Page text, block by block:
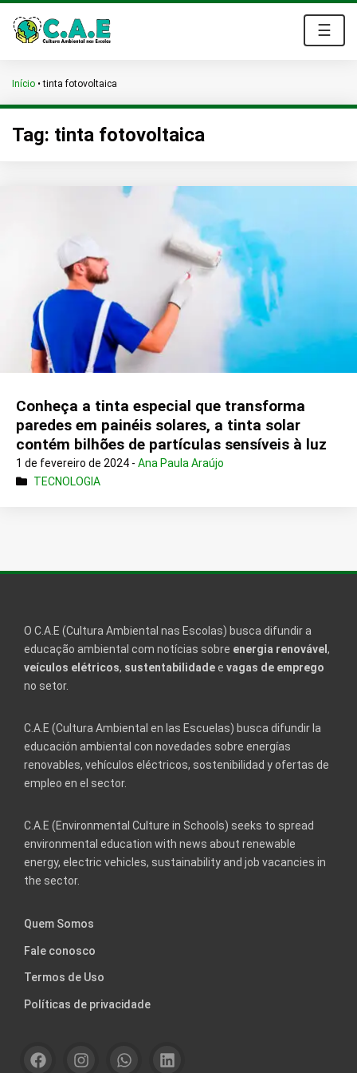
☰
Início •tinta fotovoltaica
Tag: tinta fotovoltaica
Conheça a tinta especial que transforma
paredes em painéis solares, a tinta solar
contém bilhões de partículas sensíveis à luz
1 de fevereiro de 2024 - Ana Paula Araújo
TECNOLOGIA
O C.A.E (Cultura Ambiental nas Escolas) busca difundir a
educação ambiental com notícias sobre energia renovável ,
veículos elétricos, sustentabilidadee vagas de emprego
no setor.
C.A.E (Cultura Ambiental en las Escuelas) busca difundir la
educación ambiental con novedades sobre energías
renovables, vehículos eléctricos, sostenibilidad y ofertas de
empleo en el sector.
C.A.E (Environmental Culture in Schools) seeks to spread
environmental education with news about renewable
energy, electric vehicles, sustainability and job vacancies in
the sector.
Quem Somos
Fale conosco
Termos de Uso
Políticas de privacidade